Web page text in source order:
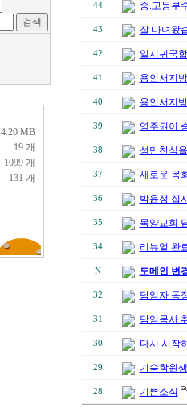
4.20 MB
19 개
1099 개
131 개
44 중.고등부
43 잘 다녀왔
42 일시귀국
41 용인서지
40 용인서지
39 영주권이
38 성만찬식
37 새로운 목
36 박윤정 집
35 목양교회
34 리뉴얼 완
N 도메인 변
32 담임자 동
31 담임목사
30 다시 시작
29 기숙학원
28 기쁜소식